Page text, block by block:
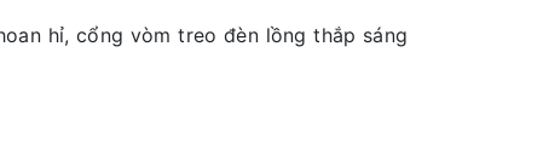
hỉ, cổng vòm treo đèn lồng thắp sáng